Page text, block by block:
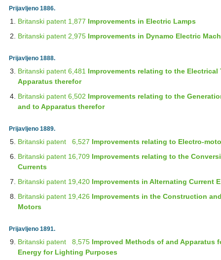
Prijavljeno 1886.
Britanski patent 1,877 Improvements in Electric Lamps
Britanski patent 2,975 Improvements in Dynamo Electric
Prijavljeno 1888.
Britanski patent 6,481 Improvements relating to the
Apparatus therefor
Britanski patent 6,502 Improvements relating to the
and to Apparatus therefor
Prijavljeno 1889.
Britanski patent 6,527 Improvements relating to Electro-
Britanski patent 16,709 Improvements relating to the
Currents
Britanski patent 19,420 Improvements in Alternating Current
Britanski patent 19,426 Improvements in the Construction
Motors
Prijavljeno 1891.
Britanski patent 8,575 Improved Methods of and Apparatus
Energy for Lighting Purposes